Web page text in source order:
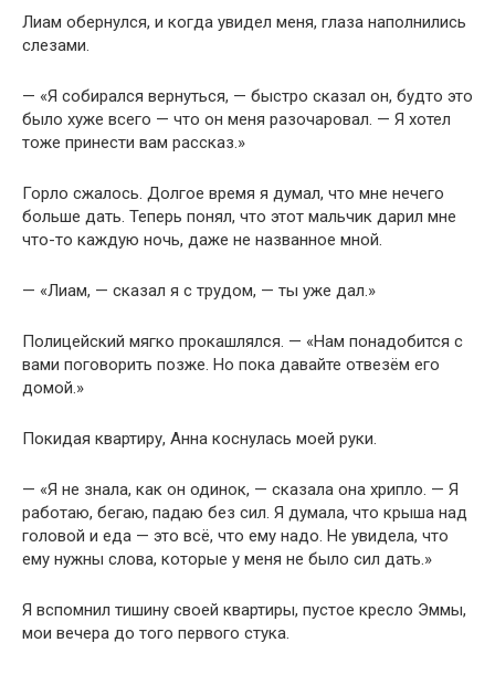
Лиам обернулся, и когда увидел меня, глаза наполнились
слезами.
— «Я собирался вернуться, — быстро сказал он, будто это
было хуже всего — что он меня разочаровал. — Я хотел
тоже принести вам рассказ.»
Горло сжалось. Долгое время я думал, что мне нечего
больше дать. Теперь понял, что этот мальчик дарил мне
что-то каждую ночь, даже не названное мной.
— «Лиам, — сказал я с трудом, — ты уже дал.»
Полицейский мягко прокашлялся. — «Нам понадобится с
вами поговорить позже. Но пока давайте отвезём его
домой.»
Покидая квартиру, Анна коснулась моей руки.
— «Я не знала, как он одинок, — сказала она хрипло. — Я
работаю, бегаю, падаю без сил. Я думала, что крыша над
головой и еда — это всё, что ему надо. Не увидела, что
ему нужны слова, которые у меня не было сил дать.»
Я вспомнил тишину своей квартиры, пустое кресло Эммы,
мои вечера до того первого стука.